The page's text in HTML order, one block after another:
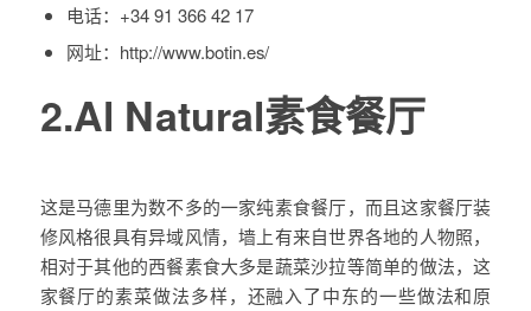
电话： +34 91 366 42 17
网址： http://www.botin.es/
2.Al Natural素食餐厅
这是马德里为数不多的一家纯素食餐厅，而且这家餐厅装
修风格很具有异域风情，墙上有来自世界各地的人物照，
相对于其他的西餐素食大多是蔬菜沙拉等简单的做法，这
家餐厅的素菜做法多样，还融入了中东的一些做法和原